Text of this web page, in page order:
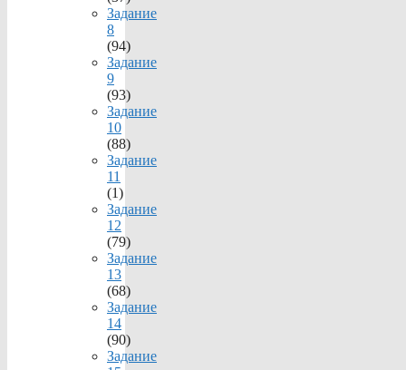
Задание
8
(94)
Задание
9
(93)
Задание
10
(88)
Задание
11
(1)
Задание
12
(79)
Задание
13
(68)
Задание
14
(90)
Задание